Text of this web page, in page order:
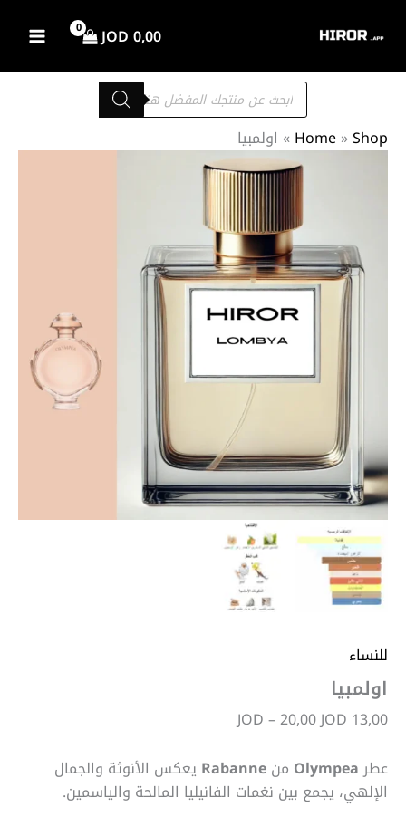
0,00
JOD
Products
search
Home»Shop
» اولمبيا
للنساء
اولمبيا
13,00
JOD–20,00JOD
نطاق
السعر:
خلال
عطرOlympea منRabanne يعكس الأنوثة والجمال
الإلهي، يجمع بين نغمات الفانيليا المالحة والياسمين.
كمية